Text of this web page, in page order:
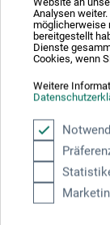
Analysen
möglicherweise
bereitgestellt
Dienste
Cookies, wenn
Weitere